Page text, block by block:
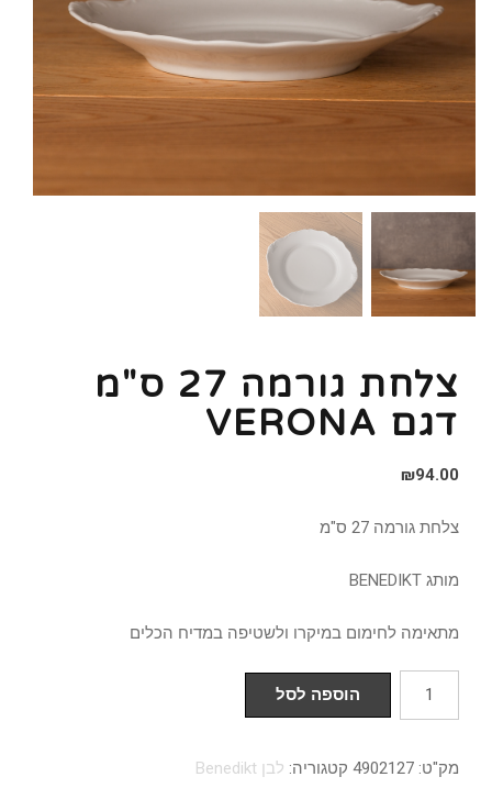
צלחת גורמה 27 ס"מ
דגם VERONA
₪94.00
צלחת גורמה 27 ס"מ
מותג BENEDIKT
מתאימה לחימום במיקרו ולשטיפה במדיח הכלים
כמות
של
גורמה
הוספה לסל
מק"ט: 4902127 קטגוריה: לבן Benedikt